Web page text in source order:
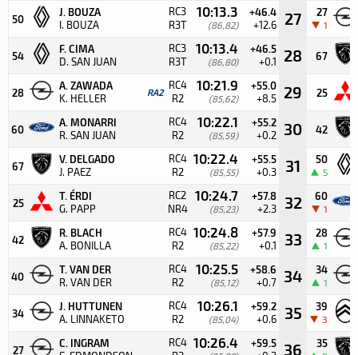
50
J. BOUZA
I. BOUZA
RC3
R3T
10:13.3
(86,82)
+46.4
+12.6 27 27
1
54
F. CIMA
D. SAN JUAN
RC3
R3T
10:13.4
(86,80)
+46.5
+0.1 28 67
28
A. ZAWADA
K. HELLER RA2
RC4
R2
10:21.9
(85,62)
+55.0
+8.5 29 25
60
A. MONARRI
R. SAN JUAN
RC4
R2
10:22.1
(85,59)
+55.2
+0.2 30 42
67
V. DELGADO
J. PAEZ
RC4
R2
10:22.4
(85,55)
+55.5
+0.3 31 50
5
25
T. ÉRDI
G. PAPP
RC2
NR4
10:24.7
(85,23)
+57.8
+2.3 32 60
1
42
R. BLACH
A. BONILLA
RC4
R2
10:24.8
(85,22)
+57.9
+0.1 33 28
1
40
T. VAN DER
R. VAN DER
RC4
R2
10:25.5
(85,12)
+58.6
+0.7 34 34
1
34
J. HUTTUNEN
A. LINNAKETO
RC4
R2
10:26.1
(85,04)
+59.2
+0.6 35 39
3
27
C. INGRAM
RC4 10:26.4 +59.5 36 35